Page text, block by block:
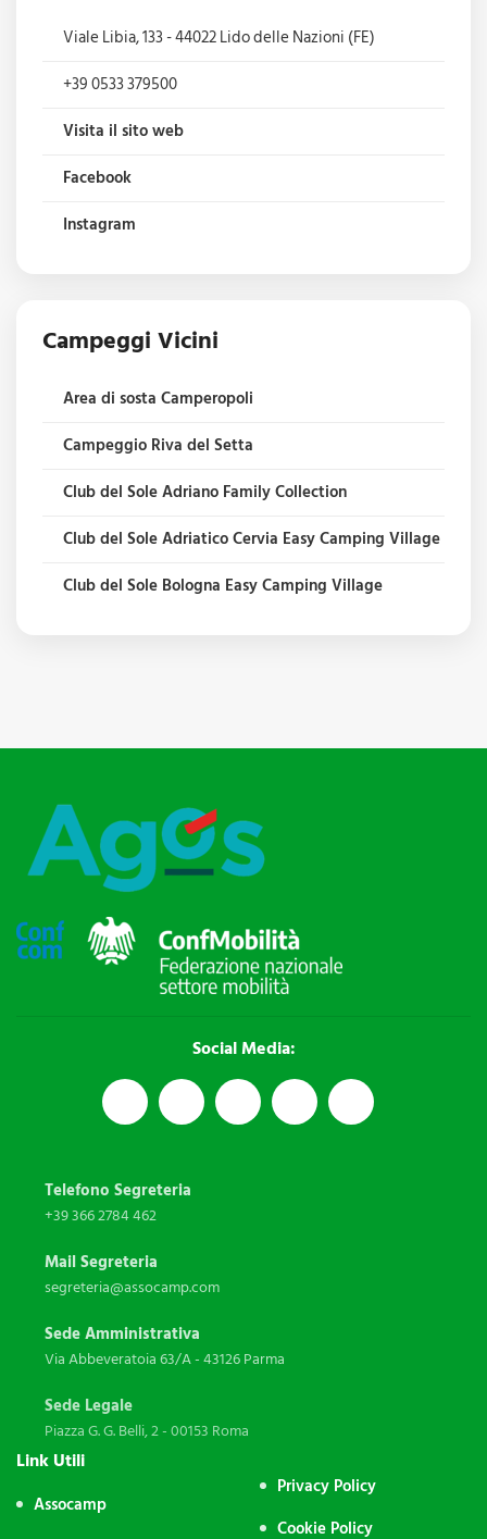
Viale Libia, 133 - 44022 Lido delle Nazioni (FE)
+39 0533 379500
Visita il sito web
Facebook
Instagram
Campeggi Vicini
Area di sosta Camperopoli
Campeggio Riva del Setta
Club del Sole Adriano Family Collection
Club del Sole Adriatico Cervia Easy Camping Village
Club del Sole Bologna Easy Camping Village
Social Media:
Telefono Segreteria
+39 366 2784 462
Mail Segreteria
segreteria@assocamp.com
Sede Amministrativa
Via Abbeveratoia 63/A - 43126 Parma
Sede Legale
Piazza G. G. Belli, 2 - 00153 Roma
Link Utili
Assocamp
Privacy Policy
Cookie Policy